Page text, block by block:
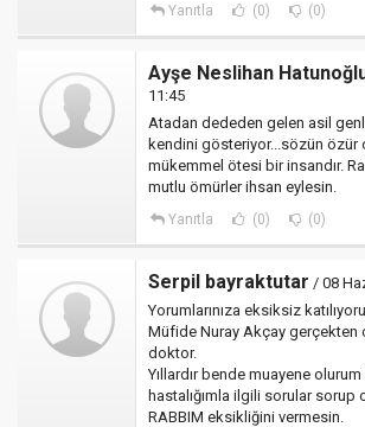
Yanıtla (0) (0)
Ayşe Neslihan
11:45
Atadan dededen gelen asil
kendini gösteriyor...sözün özür
mükemmel ötesi bir insandır.
mutlu ömürler ihsan eylesin.
Yanıtla (0) (0)
Serpil bayraktutar / 08
Yorumlarınıza eksiksiz
Müfide Nuray Akçay gerçekten
doktor.
Yıllardır bende muayene
hastalığımla ilgili sorular sorup
RABBIM eksikliğini vermesin.